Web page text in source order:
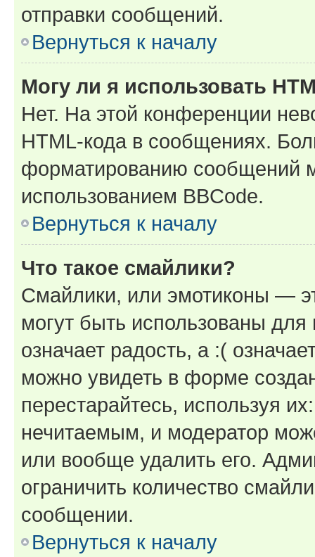
отправки сообщений.
Вернуться к началу
Могу ли я использовать
Нет. На этой конференции
HTML-кода в сообщениях.
форматированию сообщений
использованием BBCode.
Вернуться к началу
Что такое смайлики?
Смайлики, или эмотиконы —
могут быть использованы
означает радость, а :(
можно увидеть в форме
перестарайтесь, используя
нечитаемым, и модератор
или вообще удалить его.
ограничить количество
сообщении.
Вернуться к началу